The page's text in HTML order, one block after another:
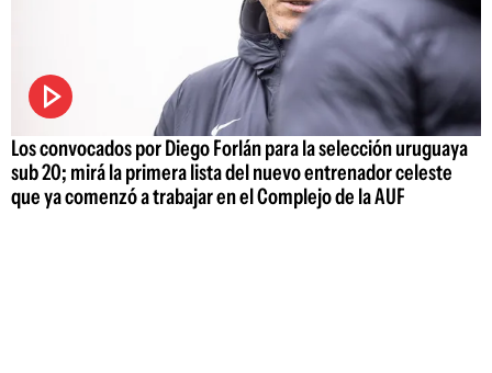
Los convocados por Diego Forlán para la selección uruguaya
sub 20; mirá la primera lista del nuevo entrenador celeste
que ya comenzó a trabajar en el Complejo de la AUF